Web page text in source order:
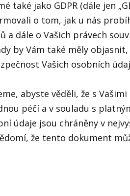
také jako GDPR (dále jen
o tom, jak u nás
a dále o Vašich právech
by Vám také měly
Vašich osobních
abyste věděli, že s
péčí a v souladu s
údaje jsou chráněny v
že tento dokument